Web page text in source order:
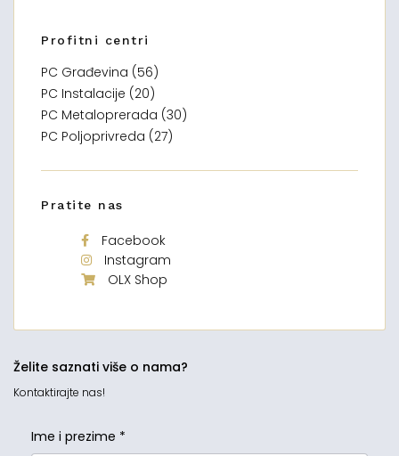
Profitni centri
PC Građevina (56)
PC Instalacije (20)
PC Metaloprerada (30)
PC Poljoprivreda (27)
Pratite nas
Facebook
Instagram
OLX Shop
Želite saznati više o nama?
Kontaktirajte nas!
Ime i prezime *